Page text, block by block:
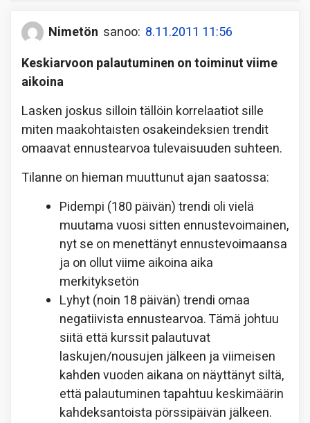
Nimetön sanoo: 8.11.2011 11:56
Keskiarvoon palautuminen on toiminut viime
aikoina
Lasken joskus silloin tällöin korrelaatiot sille
miten maakohtaisten osakeindeksien trendit
omaavat ennustearvoa tulevaisuuden suhteen.
Tilanne on hieman muuttunut ajan saatossa:
Pidempi (180 päivän) trendi oli vielä
muutama vuosi sitten ennustevoimainen,
nyt se on menettänyt ennustevoimaansa
ja on ollut viime aikoina aika
merkityksetön
Lyhyt (noin 18 päivän) trendi omaa
negatiivista ennustearvoa. Tämä johtuu
siitä että kurssit palautuvat
laskujen/nousujen jälkeen ja viimeisen
kahden vuoden aikana on näyttänyt siltä,
että palautuminen tapahtuu keskimäärin
kahdeksantoista pörssipäivän jälkeen.